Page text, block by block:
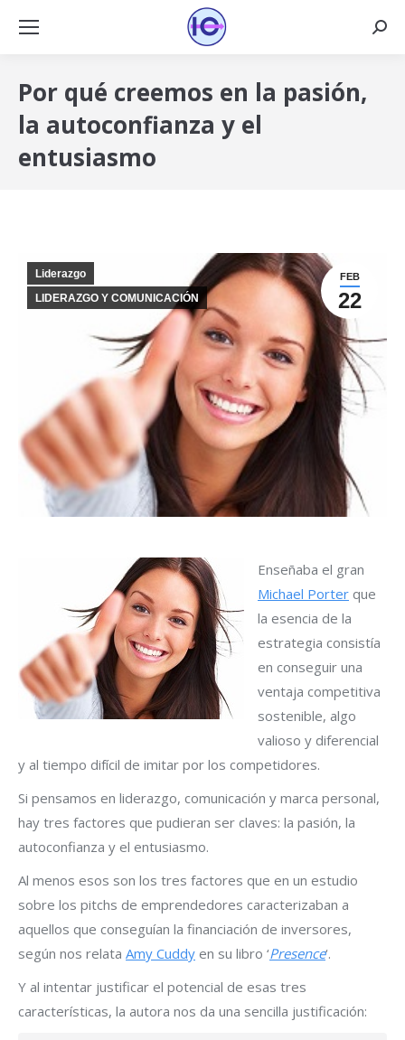
Por qué creemos en la pasión,
la autoconfianza y el
entusiasmo
FEB
22
Liderazgo
LIDERAZGO Y COMUNICACIÓN
Enseñaba el gran
Michael Porter que
la esencia de la
estrategia consistía
en conseguir una
ventaja competitiva
sostenible, algo
valioso y diferencial
y al tiempo difícil de imitar por los competidores.
Si pensamos en liderazgo, comunicación y marca personal,
hay tres factores que pudieran ser claves: la pasión, la
autoconfianza y el entusiasmo.
Al menos esos son los tres factores que en un estudio
sobre los pitchs de emprendedores caracterizaban a
aquellos que conseguían la financiación de inversores,
según nos relata Amy Cuddy en su libro ‘Presence‘.
Y al intentar justificar el potencial de esas tres
características, la autora nos da una sencilla justificación: